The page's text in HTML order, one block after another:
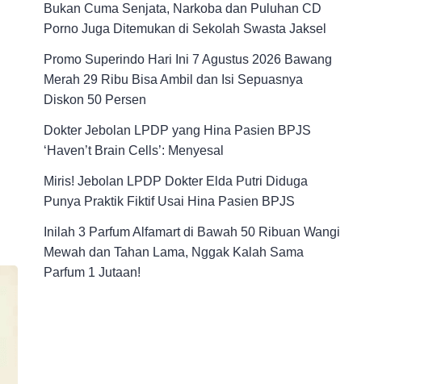
Bukan Cuma Senjata, Narkoba dan Puluhan CD
Porno Juga Ditemukan di Sekolah Swasta Jaksel
Promo Superindo Hari Ini 7 Agustus 2026 Bawang
Merah 29 Ribu Bisa Ambil dan Isi Sepuasnya
Diskon 50 Persen
Dokter Jebolan LPDP yang Hina Pasien BPJS
‘Haven’t Brain Cells’: Menyesal
Miris! Jebolan LPDP Dokter Elda Putri Diduga
Punya Praktik Fiktif Usai Hina Pasien BPJS
Inilah 3 Parfum Alfamart di Bawah 50 Ribuan Wangi
Mewah dan Tahan Lama, Nggak Kalah Sama
Parfum 1 Jutaan!